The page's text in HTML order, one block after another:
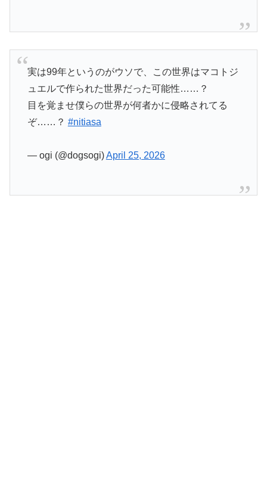
実は99年というのがウソで、この世界はマコトジ
ュエルで作られた世界だった可能性……？
目を覚ませ僕らの世界が何者かに侵略されてる
ぞ……？ #nitiasa
— ogi (@dogsogi)April 25, 2026